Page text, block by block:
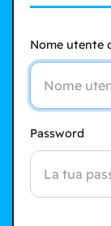
Nome utente
Password